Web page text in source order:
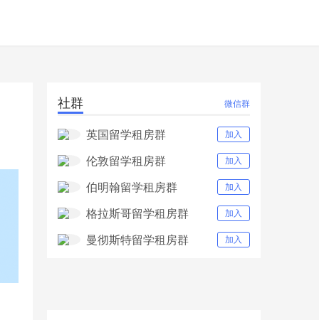
社群 微信群
英国留学租房群 加入
伦敦留学租房群 加入
伯明翰留学租房群 加入
格拉斯哥留学租房群 加入
曼彻斯特留学租房群 加入